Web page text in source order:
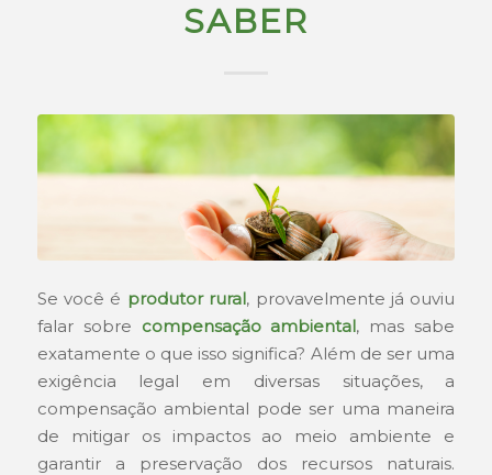
SABER
Se você é produtor rural, provavelmente já ouviu
falar sobre compensação ambiental, mas sabe
exatamente o que isso significa? Além de ser uma
exigência legal em diversas situações, a
compensação ambiental pode ser uma maneira
de mitigar os impactos ao meio ambiente e
garantir a preservação dos recursos naturais.